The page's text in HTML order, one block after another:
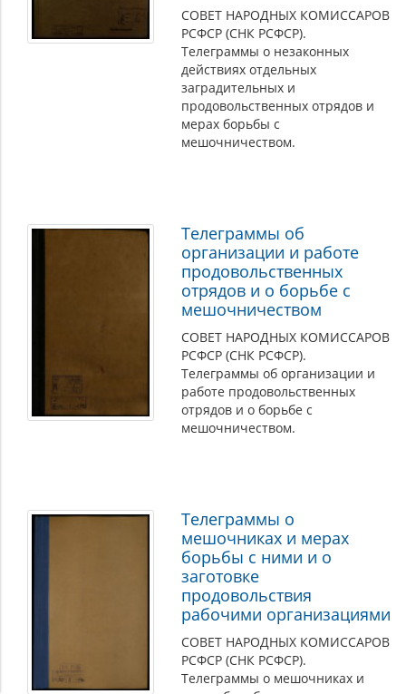
СОВЕТ НАРОДНЫХ КОМИССАРОВ
РСФСР (СНК РСФСР).
Телеграммы о незаконных
действиях отдельных
заградительных и
продовольственных отрядов и
мерах борьбы с
мешочничеством.
Телеграммы об
организации и работе
продовольственных
отрядов и о борьбе с
мешочничеством
СОВЕТ НАРОДНЫХ КОМИССАРОВ
РСФСР (СНК РСФСР).
Телеграммы об организации и
работе продовольственных
отрядов и о борьбе с
мешочничеством.
Телеграммы о
мешочниках и мерах
борьбы с ними и о
заготовке
продовольствия
рабочими организациями
СОВЕТ НАРОДНЫХ КОМИССАРОВ
РСФСР (СНК РСФСР).
Телеграммы о мешочниках и